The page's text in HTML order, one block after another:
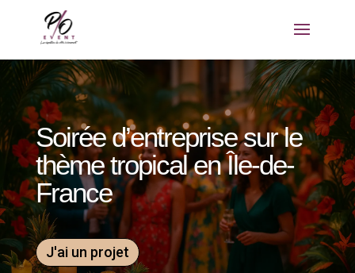
Soirée d’entreprise sur le
thème tropical en Île-de-
France
J'ai un projet